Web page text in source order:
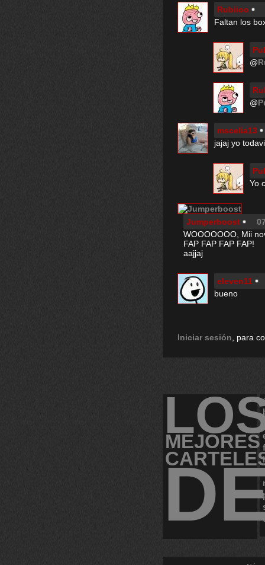
Rubiioo
Faltan los
@
@
mscelia13
jajaj yo
Yo
Jumperboost
WOOOOOOO, Mii
FAP FAP FAP FAP!
aajjaj
eleven11
bueno
Iniciar sesión , para
MEJORES